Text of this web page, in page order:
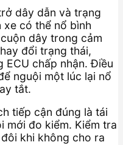
dây dẫn và trạng
xe có thể nổ bình
dây trong cảm
đổi trạng thái,
ECU chấp nhận. Điều
nguội một lúc lại nổ
tắt.
tiếp cận đúng là tái
mới đo kiểm. Kiểm tra
khi không cho ra